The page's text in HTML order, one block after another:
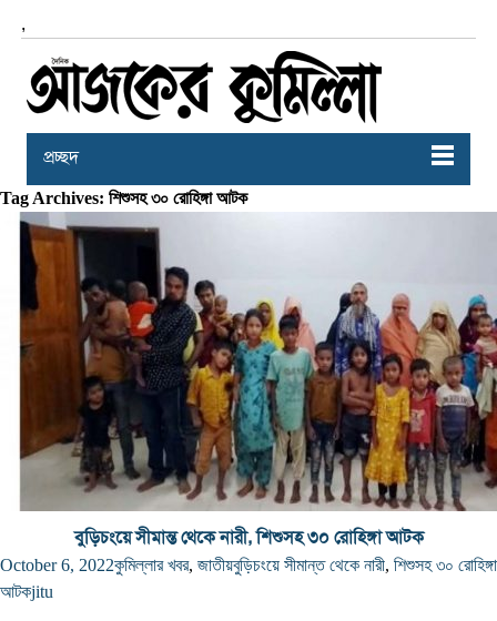
,
প্রচ্ছদ
Tag Archives: শিশুসহ ৩০ রোহিঙ্গা আটক
বুড়িচংয়ে সীমান্ত থেকে নারী, শিশুসহ ৩০ রোহিঙ্গা আটক
October 6, 2022কুমিল্লার খবর, জাতীয়বুড়িচংয়ে সীমান্ত থেকে নারী, শিশুসহ ৩০ রোহিঙ্গা
আটকjitu